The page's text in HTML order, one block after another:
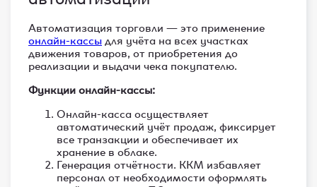
Автоматизация торговли — это применение
онлайн-кассы для учёта на всех участках
движения товаров, от приобретения до
реализации и выдачи чека покупателю.
Функции онлайн-кассы:
Онлайн-касса осуществляет
автоматический учёт продаж, фиксирует
все транзакции и обеспечивает их
хранение в облаке.
Генерация отчётности. ККМ избавляет
персонал от необходимости оформлять